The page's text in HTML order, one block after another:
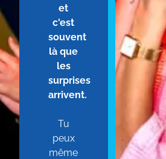
et
c'est
souvent
là que
les
surprises
arrivent.
Tu
peux
même